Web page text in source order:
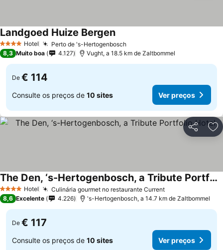
4 EstrelasHotel Perto de 's-Hertogenbosch
Landgoed Huize Bergen
8,3 Muito boa 4.127 Vught, a 18.5 km de Zaltbommel
De € 114
Consulte os preços de 10 sites Ver preços
Partilhar
4 EstrelasHotel Culinária gourmet no restaurante Current
The Den, ‘s-Hertogenbosch, a Tribute Portfolio Hotel
8,6 Excelente 4.226 's-Hertogenbosch, a 14.7 km de Zaltbommel
De € 117
Consulte os preços de 10 sites Ver preços